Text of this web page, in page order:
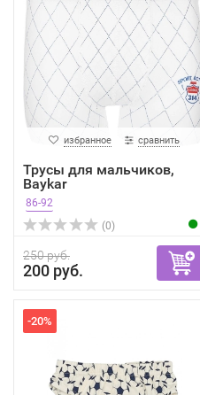
избранное сравнить
Трусы для мальчиков,
Baykar
86-92
(0)
250 руб.
200 руб.
-20%